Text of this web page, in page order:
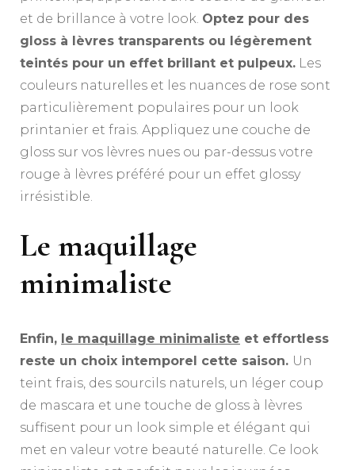
et de brillance à votre look. Optez pour des
gloss à lèvres transparents ou légèrement
teintés pour un effet brillant et pulpeux. Les
couleurs naturelles et les nuances de rose sont
particulièrement populaires pour un look
printanier et frais. Appliquez une couche de
gloss sur vos lèvres nues ou par-dessus votre
rouge à lèvres préféré pour un effet glossy
irrésistible.
Le maquillage
minimaliste
Enfin, le maquillage minimaliste et effortless
reste un choix intemporel cette saison. Un
teint frais, des sourcils naturels, un léger coup
de mascara et une touche de gloss à lèvres
suffisent pour un look simple et élégant qui
met en valeur votre beauté naturelle. Ce look